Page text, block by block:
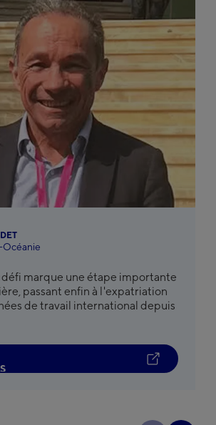
défi marque une étape importante
passant enfin à l'expatriation
de travail international depuis
S